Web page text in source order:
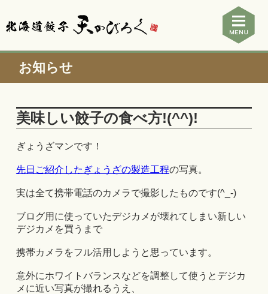
お知らせ
美味しい餃子の食べ方!(^^)!
ぎょうざマンです！
先日ご紹介したぎょうざの製造工程の写真。
実は全て携帯電話のカメラで撮影したものです(^_-)
ブログ用に使っていたデジカメが壊れてしまい新しい
デジカメを買うまで
携帯カメラをフル活用しようと思っています。
意外にホワイトバランスなどを調整して使うとデジカ
メに近い写真が撮れるうえ、